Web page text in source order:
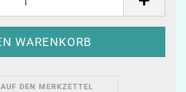
AUF DEN MERKZETTEL